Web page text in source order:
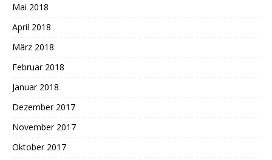
Mai 2018
April 2018
März 2018
Februar 2018
Januar 2018
Dezember 2017
November 2017
Oktober 2017